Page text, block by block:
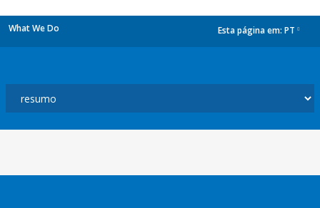
What We Do Esta página em: PT